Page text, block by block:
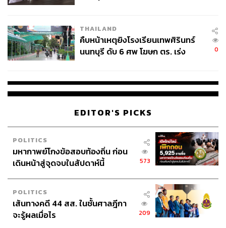
มหาอำนาจทางทะเลและบริษัทเดินเรือส่วนใหญ่จะไม่ยอมรับ
แนวทางนี้ เพราะปกติแล้ว ระบบประกันภัยทางทะเลผูกกับ
ความไว้วางใจในระดับสากล ซึ่งเชื่อมโยงตั้งแต่ท่าเรือ
ได้เฉพาะกลุ่มที่มีความสัมพันธ์อันดี หรือมีผลประโยชน์
ภาพ:Stringer / Reuters
อ้างอิง:
z-strait-new-body-manage-us-war-persian-gulf-strait-
authority-6127991
https://www.euronews.com/2026/05/18/iran-sets-up-
THAILAND
คืบหน้าเหตุยิงโรงเรียนเทพศิรินทร์
นนทบุรี ดับ 6 ศพ โฆษก ตร. เร่ง
0
EDITOR'S PICKS
POLITICS
มหากาพย์โกงข้อสอบท้องถิ่น ก่อน
เดินหน้าสู่จุดจบในสัปดาห์นี้
573
POLITICS
เส้นทางคดี 44 สส. ในชั้นศาลฎีกา
จะรู้ผลเมื่อไร
209